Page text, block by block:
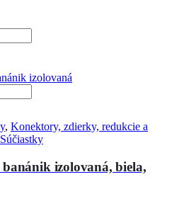
, Konektory, zdierky, redukcie a
Súčiastky
izolovaná, biela,